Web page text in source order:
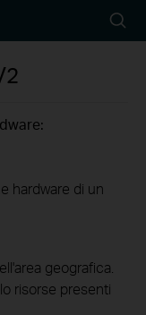
icon
hardware di un
geografica.
risorse presenti